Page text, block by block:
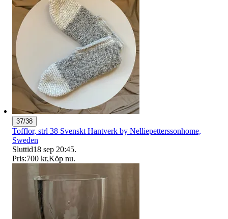
37/38
Tofflor, strl 38 Svenskt Hantverk by Nelliepetterssonhome,
Sweden
Sluttid18 sep 20:45.
Pris:700 kr,Köp nu.